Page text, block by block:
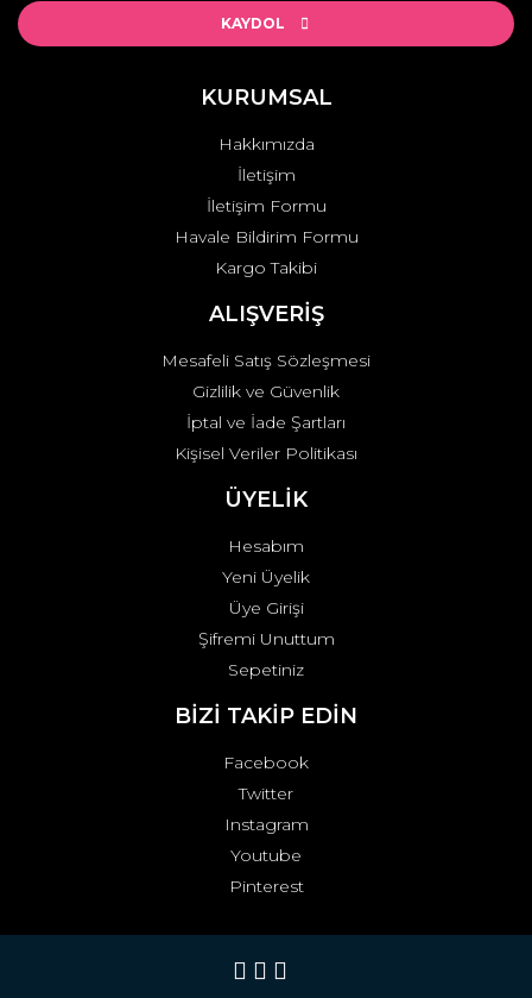
Ürün açıklamasında eksik bilgiler bulunuyor.
Ürün fiyatı diğer sitelerden daha pahalı.
Gönder
KAYDOL
KURUMSAL
Hakkımızda
İletişim
İletişim Formu
Havale Bildirim Formu
Kargo Takibi
ALIŞVERİŞ
Mesafeli Satış Sözleşmesi
Gizlilik ve Güvenlik
İptal ve İade Şartları
Kişisel Veriler Politikası
ÜYELİK
Hesabım
Yeni Üyelik
Üye Girişi
Şifremi Unuttum
Sepetiniz
BİZİ TAKİP EDİN
Facebook
Twitter
Instagram
Youtube
Pinterest